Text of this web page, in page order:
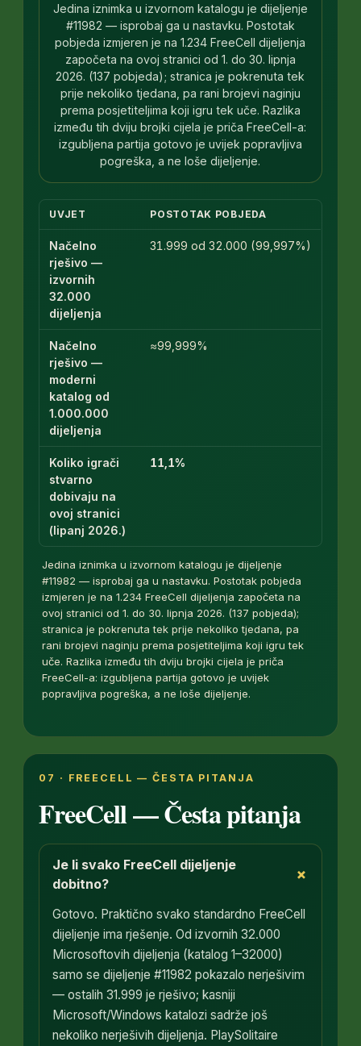
Jedina iznimka u izvornom katalogu je dijeljenje
#11982 — isprobaj ga u nastavku. Postotak
pobjeda izmjeren je na 1.234 FreeCell dijeljenja
započeta na ovoj stranici od 1. do 30. lipnja
2026. (137 pobjeda); stranica je pokrenuta tek
prije nekoliko tjedana, pa rani brojevi naginju
prema posjetiteljima koji igru tek uče. Razlika
između tih dviju brojki cijela je priča FreeCell-a:
izgubljena partija gotovo je uvijek popravljiva
pogreška, a ne loše dijeljenje.
UVJET POSTOTAK POBJEDA
Načelno
rješivo —
izvornih
32.000
dijeljenja
31.999 od 32.000 (99,997%)
Načelno
rješivo —
moderni
katalog od
1.000.000
dijeljenja
≈99,999%
Koliko igrači
stvarno
dobivaju na
ovoj stranici
(lipanj 2026.)
11,1%
Jedina iznimka u izvornom katalogu je dijeljenje
#11982 — isprobaj ga u nastavku. Postotak pobjeda
izmjeren je na 1.234 FreeCell dijeljenja započeta na
ovoj stranici od 1. do 30. lipnja 2026. (137 pobjeda);
stranica je pokrenuta tek prije nekoliko tjedana, pa
rani brojevi naginju prema posjetiteljima koji igru tek
uče. Razlika između tih dviju brojki cijela je priča
FreeCell-a: izgubljena partija gotovo je uvijek
popravljiva pogreška, a ne loše dijeljenje.
07 · FREECELL — ČESTA PITANJA
FreeCell — Česta pitanja
Je li svako FreeCell dijeljenje
dobitno?
+
Gotovo. Praktično svako standardno FreeCell
dijeljenje ima rješenje. Od izvornih 32.000
Microsoftovih dijeljenja (katalog 1–32000)
samo se dijeljenje #11982 pokazalo nerješivim
— ostalih 31.999 je rješivo; kasniji
Microsoft/Windows katalozi sadrže još
nekoliko nerješivih dijeljenja. PlaySolitaire